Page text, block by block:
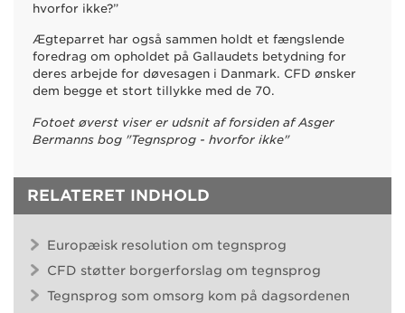
hvorfor ikke?”
Ægteparret har også sammen holdt et fængslende
foredrag om opholdet på Gallaudets betydning for
deres arbejde for døvesagen i Danmark. CFD ønsker
dem begge et stort tillykke med de 70.
Fotoet øverst viser er udsnit af forsiden af Asger
Bermanns bog "Tegnsprog - hvorfor ikke"
RELATERET INDHOLD
Europæisk resolution om tegnsprog
CFD støtter borgerforslag om tegnsprog
Tegnsprog som omsorg kom på dagsordenen